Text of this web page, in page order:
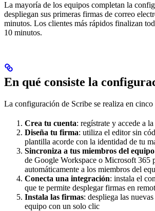
La mayoría de los equipos completan la
despliegan sus primeras firmas de correo
minutos. Los clientes más rápidos finalizan
10 minutos.
En qué consiste la
La configuración de Scribe se realiza en cinco
Crea tu cuenta: regístrate y accede a
Diseña tu firma: utiliza el editor sin
plantilla acorde con la identidad de tu
Sincroniza a tus miembros del equipo
de Google Workspace o Microsoft 365
automáticamente a los miembros del
Conecta una integración: instala el
que te permite desplegar firmas en
Instala las firmas: despliega las
equipo con un solo clic